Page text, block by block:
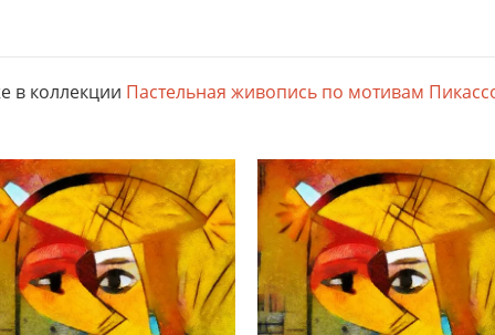
в коллекции Пастельная живопись по мотивам